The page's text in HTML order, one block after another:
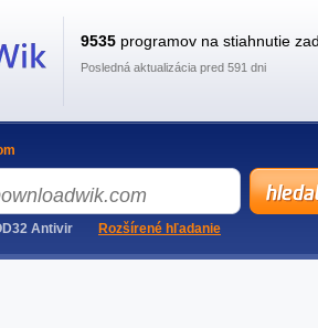
9535 programov na stiahnutie
Posledná aktualizácia pred 591 dni
Antivir Rozšírené hľadanie